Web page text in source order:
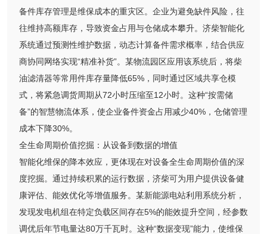
备件库存管理是维保成本的重灾区。企业为避免缺件风险，往
往维持高额库存，导致资金占用与仓储成本攀升。济柴智能化
系统通过预测性维护数据，动态计算备件需求概率，结合供应
商协同网络实现“精准补货”。某物流园区应用该系统后，将柴
油滤清器等常用件库存量降低65%，同时通过区域共享仓模
式，将紧急调货周期从72小时压缩至12小时。这种“按需储
备”的智慧物流体系，使企业备件资金占用减少40%，仓储管理
成本下降30%。
全生命周期价值挖掘：从设备到数据的增值
智能化维保的降本效应，更体现在对设备全生命周期价值的深
度挖掘。通过持续积累的运行数据，济柴可为用户提供设备健
康评估、能效优化等增值服务。某新能源电站利用系统分析，
发现发电机组在特定负载区间存在5%的能效提升空间，经参数
调优后年节电量达80万千瓦时。这种“数据变现”能力，使维保